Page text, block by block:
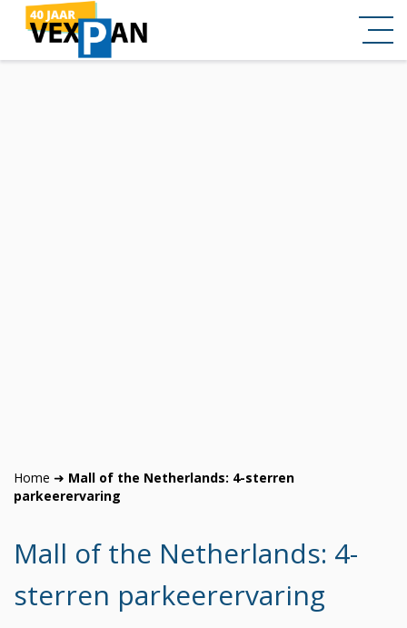
Home ➜ Mall of the Netherlands: 4-sterren
parkeerervaring
Mall of the Netherlands: 4-
sterren parkeerervaring